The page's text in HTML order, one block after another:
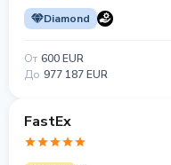
Diamond
От 600 EUR
До 977 187 EUR
FastEx